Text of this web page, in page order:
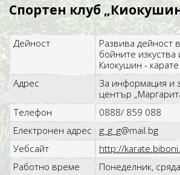
Спортен клуб
Дейност
Развива дейност
бойните изкуства
Киокушин - карате
Адрес
За информация и
център
Телефон
0888/ 859 088
Електронен адрес
g_g_g@mail.bg
Уебсайт
http://
Работно време
Понеделник,